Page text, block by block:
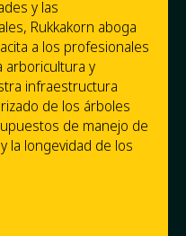
y las
Rukkakorn aboga
a los profesionales
arboricultura y
infraestructura
de los árboles
de manejo de
la longevidad de los